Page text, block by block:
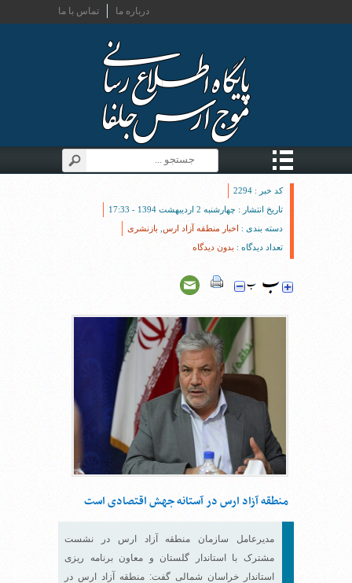
تماس با ما درباره ما
کد خبر : 2294
تاریخ انتشار : چهارشنبه 2 اردیبهشت 1394 - 17:33
دسته بندی : اخبار منطقه آزاد ارس بازنشری
تعداد دیدگاه : بدون دیدگاه
منطقه آزاد ارس در آستانه جهش اقتصادی است
مدیرعامل سازمان منطقه آزاد ارس در نشست
مشترک با استاندار گلستان و معاون برنامه ریزی
استاندار خراسان شمالی گفت: منطقه آزاد ارس در